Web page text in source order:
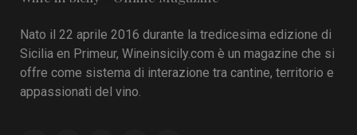
Nato il 22 aprile 2016 durante la tredicesima edizione di
Sicilia en Primeur, Wineinsicily.com è un magazine che si
offre come sistema di interazione tra cantine, territorio e
appassionati del vino.